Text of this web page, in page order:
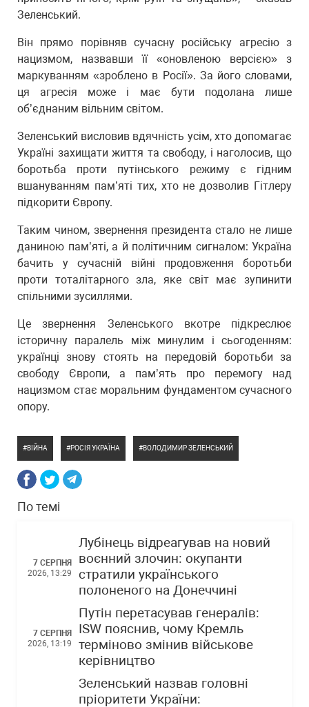
Зеленський.
Він прямо порівняв сучасну російську агресію з
нацизмом, назвавши її «оновленою версією» з
маркуванням «зроблено в Росії». За його словами,
ця агресія може і має бути подолана лише
об’єднаним вільним світом.
Зеленський висловив вдячність усім, хто допомагає
Україні захищати життя та свободу, і наголосив, що
боротьба проти путінського режиму є гідним
вшануванням пам’яті тих, хто не дозволив Гітлеру
підкорити Європу.
Таким чином, звернення президента стало не лише
даниною пам’яті, а й політичним сигналом: Україна
бачить у сучасній війні продовження боротьби
проти тоталітарного зла, яке світ має зупинити
спільними зусиллями.
Це звернення Зеленського вкотре підкреслює
історичну паралель між минулим і сьогоденням:
українці знову стоять на передовій боротьби за
свободу Європи, а пам’ять про перемогу над
нацизмом стає моральним фундаментом сучасного
опору.
ВІЙНА РОСІЯ УКРАЇНА ВОЛОДИМИР ЗЕЛЕНСЬКИЙ
По темі
7 СЕРПНЯ
2026, 13:29
Лубінець відреагував на новий
воєнний злочин: окупанти
стратили українського
полоненого на Донеччині
7 СЕРПНЯ
2026, 13:19
Путін перетасував генералів:
ISW пояснив, чому Кремль
терміново змінив військове
керівництво
Зеленський назвав головні
пріоритети України: